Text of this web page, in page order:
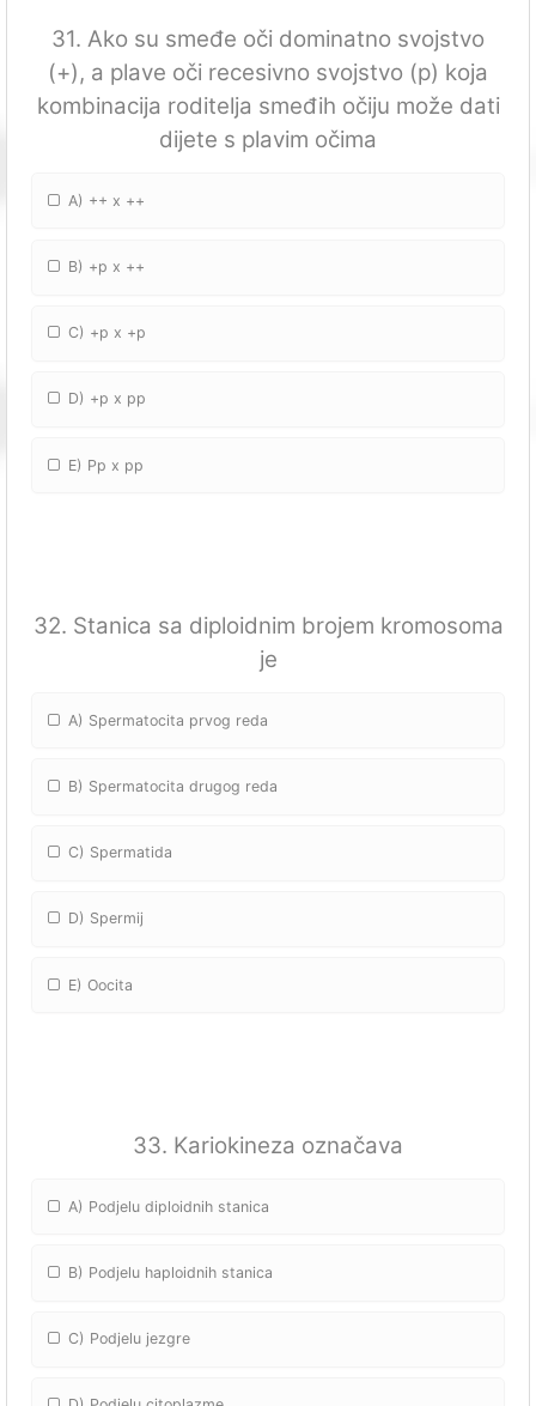
31. Ako su smeđe oči dominatno svojstvo
(+), a plave oči recesivno svojstvo (p) koja
kombinacija roditelja smeđih očiju može dati
dijete s plavim očima
A) ++ x ++
B) +p x ++
C) +p x +p
D) +p x pp
E) Pp x pp
32. Stanica sa diploidnim brojem kromosoma
je
A) Spermatocita prvog reda
B) Spermatocita drugog reda
C) Spermatida
D) Spermij
E) Oocita
33. Kariokineza označava
A) Podjelu diploidnih stanica
B) Podjelu haploidnih stanica
C) Podjelu jezgre